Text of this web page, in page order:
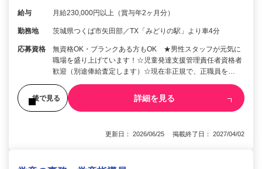
給与 月給230,000円以上（賞与年2ヶ月分）
勤務地 茨城県つくば市矢田部／TX「みどりの駅」より車4分
応募資格
無資格OK・ブランクある方もOK ★男性スタッフが元気に
職場を盛り上げています！☆児童発達支援管理責任者資格者
歓迎（別途俸給査定します）☆現在非正規で、正職員を…
後で見る 詳細を見る
更新日： 2026/06/25 掲載終了日： 2027/04/02